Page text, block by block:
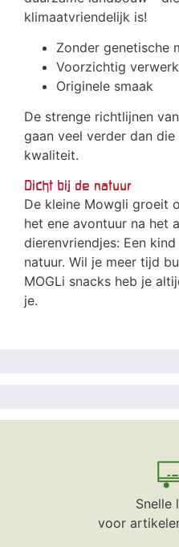
klimaatvriendelijk is!
Zonder genetische
Voorzichtig
Originele smaak
De strenge richtlijnen
gaan veel verder dan
kwaliteit.
Dicht bij de natuur
De kleine Mowgli groeit
het ene avontuur na het
dierenvriendjes: Een
natuur. Wil je meer tijd
MOGLi snacks heb je
je.
Snelle
voor